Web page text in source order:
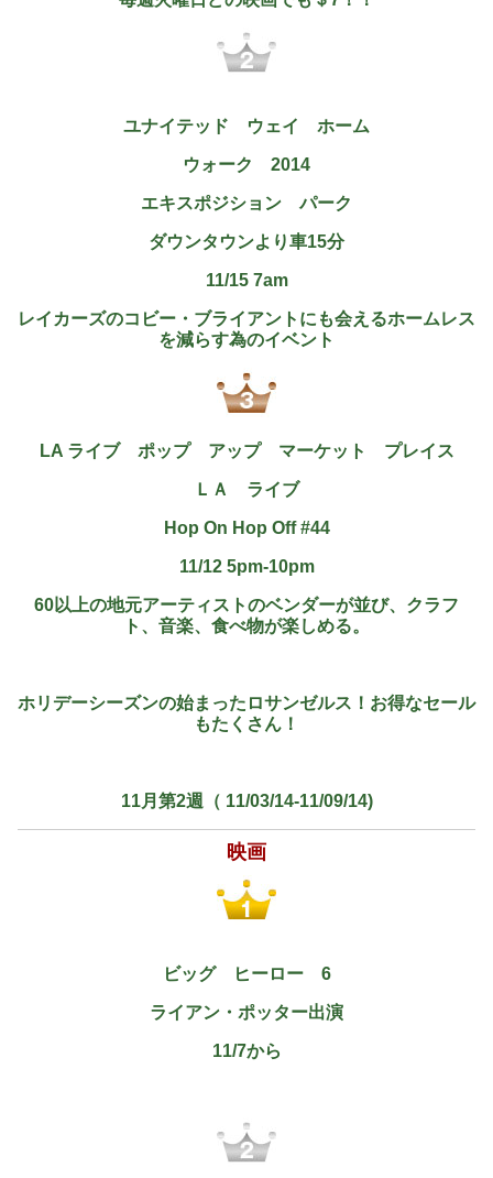
ユナイテッド ウェイ ホーム
ウォーク 2014
エキスポジション パーク
ダウンタウンより車15分
11/15 7am
レイカーズのコビー・ブライアントにも会えるホームレス
を減らす為のイベント
LA ライブ ポップ アップ マーケット プレイス
ＬＡ ライブ
Hop On Hop Off #44
11/12 5pm-10pm
60以上の地元アーティストのベンダーが並び、クラフ
ト、音楽、食べ物が楽しめる。
ホリデーシーズンの始まったロサンゼルス！お得なセール
もたくさん！
11月第2週（ 11/03/14-11/09/14)
映画
ビッグ ヒーロー 6
ライアン・ポッター出演
11/7から